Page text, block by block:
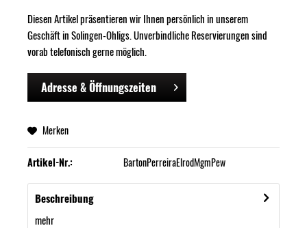
Diesen Artikel präsentieren wir Ihnen persönlich in unserem
Geschäft in Solingen-Ohligs. Unverbindliche Reservierungen sind
vorab telefonisch gerne möglich.
Adresse & Öffnungszeiten
Merken
Artikel-Nr.: BartonPerreiraElrodMgmPew
Beschreibung
mehr